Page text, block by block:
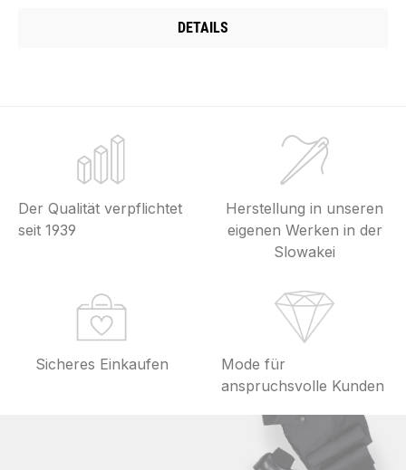
DETAILS
Der Qualität verpflichtet
seit 1939
Herstellung in unseren
eigenen Werken in der
Slowakei
Sicheres Einkaufen
Mode für
anspruchsvolle Kunden